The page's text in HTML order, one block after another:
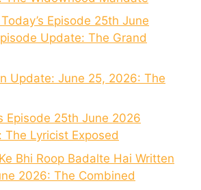
Episode 25th June
Update: The Grand
Update: June 25, 2026: The
Episode 25th June 2026
Lyricist Exposed
Bhi Roop Badalte Hai Written
2026: The Combined